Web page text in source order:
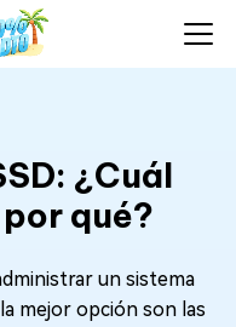
¿Cuál
qué?
un sistema
mejor opción son las